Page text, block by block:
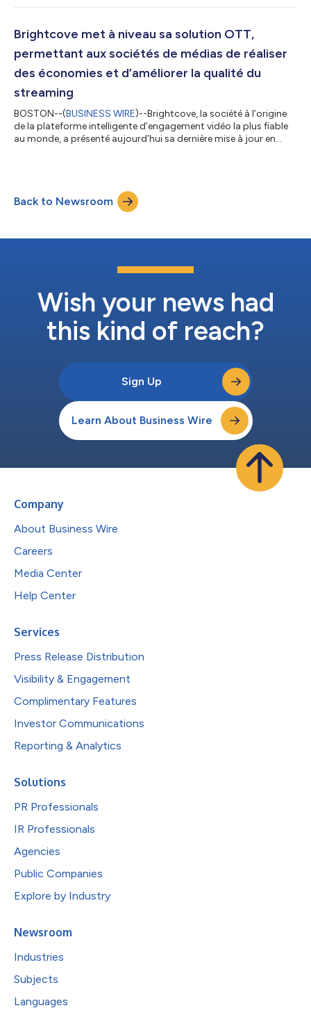
Grâce à la technologie vidéo primée aux Emmy Awards de
optimisant ses capacités de diffusion, en élargissant son offre
de services et en renforçant l’engage...
Brightcove met à niveau sa solution OTT,
permettant aux sociétés de médias de réaliser
des économies et d’améliorer la qualité du
streaming
BOSTON--(BUSINESS WIRE)--Brightcove, la société à l’origine
de la plateforme intelligente d’engagement vidéo la plus fiable
au monde, a présenté aujourd’hui sa dernière mise à jour en
plateforme SaaS sans code, les nouvelles fonctionnalités OTT
de Brightcove permettent aux sociétés de médias, aux
diffuseurs, aux ligues spor...
Back to Newsroom
Wish your news had
this kind of reach?
Sign Up
Learn About Business Wire
Company
About Business Wire
Careers
Media Center
Help Center
Services
Press Release Distribution
Visibility & Engagement
Complimentary Features
Investor Communications
Reporting & Analytics
Solutions
PR Professionals
IR Professionals
Agencies
Public Companies
Explore by Industry
Newsroom
Industries
Subjects
Languages